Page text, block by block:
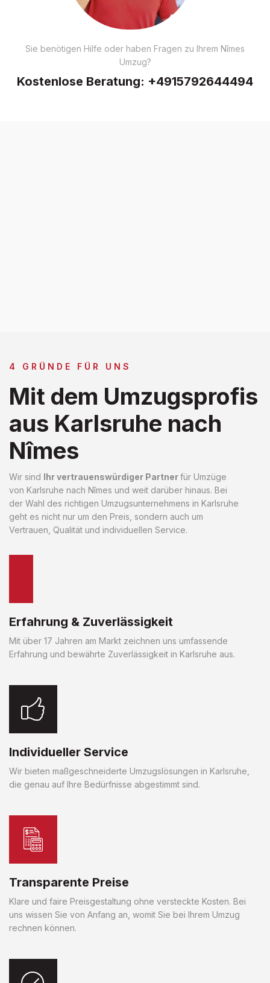
Sie benötigen Hilfe oder haben Fragen zu Ihrem Nîmes
Umzug?
Kostenlose Beratung: +4915792644494
4 GRÜNDE FÜR UNS
Mit dem Umzugsprofis
aus Karlsruhe nach
Nîmes
Wir sind Ihr vertrauenswürdiger Partnerfür Umzüge
von Karlsruhe nach Nîmes und weit darüber hinaus. Bei
der Wahl des richtigen Umzugsunternehmens in Karlsruhe
geht es nicht nur um den Preis, sondern auch um
Vertrauen, Qualität und individuellen Service.
Erfahrung & Zuverlässigkeit
Mit über 17 Jahren am Markt zeichnen uns umfassende
Erfahrung und bewährte Zuverlässigkeit in Karlsruhe aus.
Individueller Service
Wir bieten maßgeschneiderte Umzugslösungen in Karlsruhe,
die genau auf Ihre Bedürfnisse abgestimmt sind.
Transparente Preise
Klare und faire Preisgestaltung ohne versteckte Kosten. Bei
uns wissen Sie von Anfang an, womit Sie bei Ihrem Umzug
rechnen können.